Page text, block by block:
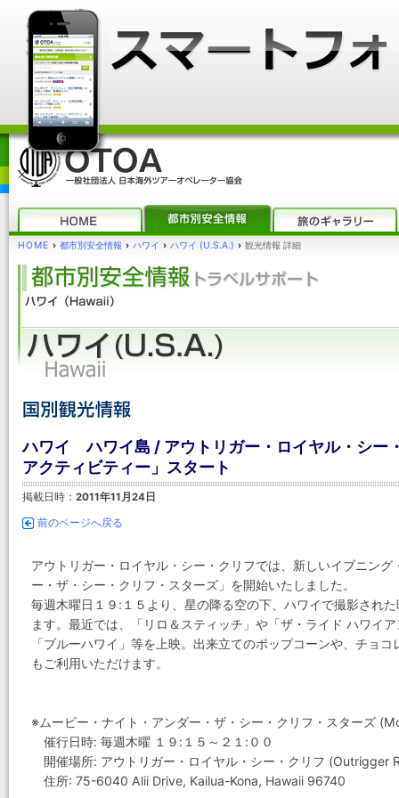
HOME › 都市別安全情報 › ハワイ › ハワイ (U.S.A.) › 観光情報 詳細
ハワイ ハワイ島 / アウトリガー・ロイヤル・シー
アクティビティー」スタート
掲載日時： 2011年11月24日
前のページへ戻る
アウトリガー・ロイヤル・シー・クリフでは、新しいイブニン
ー・ザ・シー・クリフ・スターズ」を開始いたしました。
毎週木曜日１９:１５より、星の降る空の下、ハワイで撮影され
ます。最近では、「リロ＆スティッチ」や「ザ・ライド ハワイ
「ブルーハワイ」等を上映。出来立てのポップコーンや、チョ
もご利用いただけます。
※ムービー・ナイト・アンダー・ザ・シー・クリフ・スターズ
催行日時: 毎週木曜 １９:１５～２１:００
開催場所: アウトリガー・ロイヤル・シー・クリフ (Outrigger
住所: 75-6040 Alii Drive, Kailua-Kona, Hawaii 96740